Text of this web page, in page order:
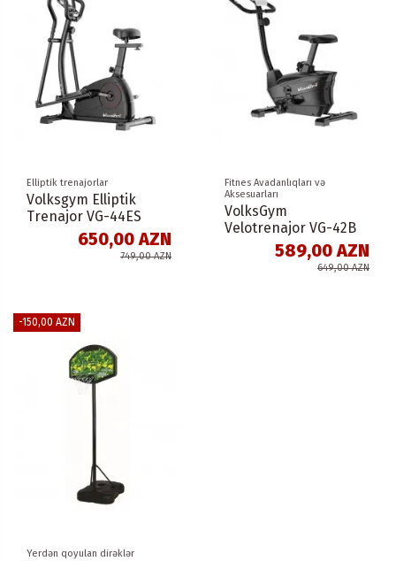
Elliptik trenajorlar
Volksgym Elliptik
Trenajor VG-44ES
650,00 AZN
749,00 AZN
Fitnes Avadanlıqları və
Aksesuarları
VolksGym
Velotrenajor VG-42B
589,00 AZN
649,00 AZN
-150,00 AZN
Yerdən qoyulan dirəklər